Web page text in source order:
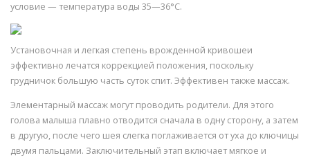
условие — температура воды 35—36°С.
Установочная и легкая степень врожденной кривошеи
эффективно лечатся коррекцией положения, поскольку
грудничок большую часть суток спит. Эффективен также массаж.
Элементарный массаж могут проводить родители. Для этого
голова малыша плавно отводится сначала в одну сторону, а затем
в другую, после чего шея слегка поглаживается от уха до ключицы
двумя пальцами. Заключительный этап включает мягкое и